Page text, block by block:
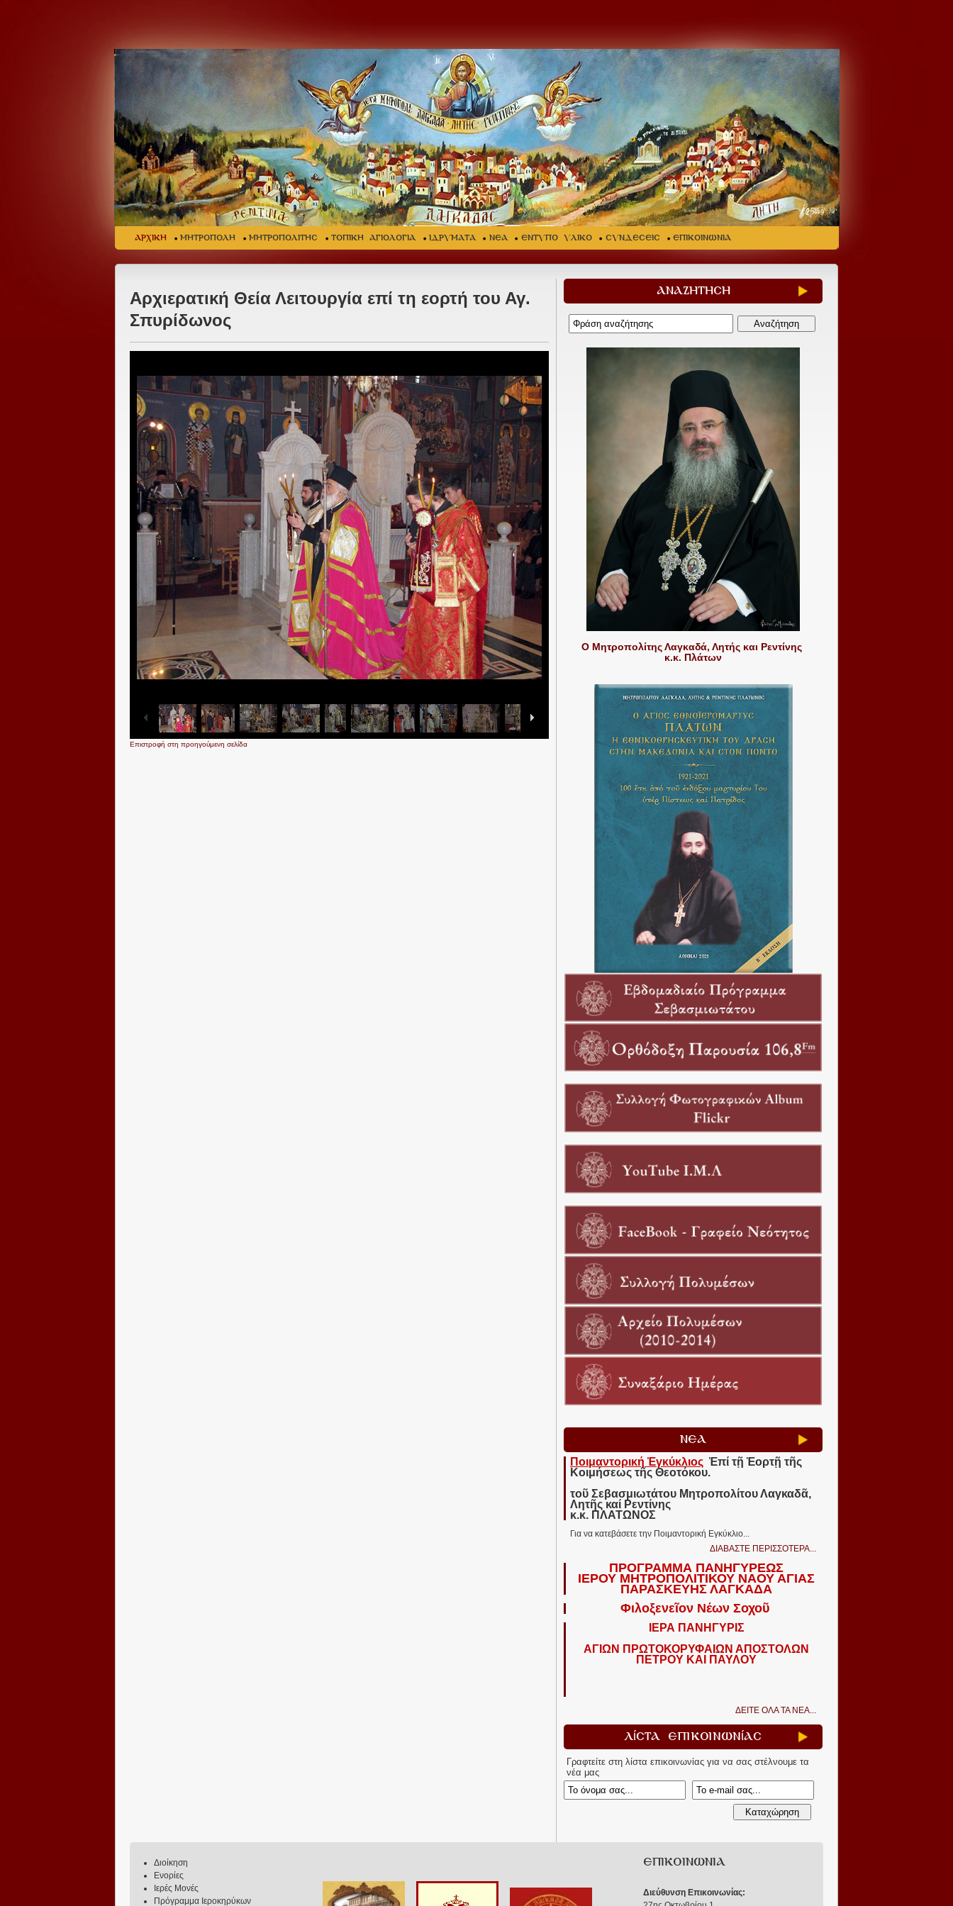
ΑΡΧΙΚΗ ΜΗΤΡΟΠΟΛΗ ΜΗΤΡΟΠΟΛΙΤΗΣ ΤΟΠΙΚΗ ΑΓΙΟΛΟΓΙΑ ΙΔΡΥΜΑΤΑ ΝΕΑ ΕΝΤΥΠΟ ΥΛΙΚΟ ΣΥΝΔΕΣΕΙΣ ΕΠΙΚΟΙΝΩΝΙΑ
Αρχιερατική Θεία Λειτουργία επί τη εορτή του Αγ.
Σπυρίδωνος
Επιστροφή στη προηγούμενη σελίδα
ΑΝΑΖΗΤΗΣΗ
Ο Μητροπολίτης Λαγκαδά, Λητής και Ρεντίνης
κ.κ. Πλάτων
ΝΕΑ
Ποιμαντορική Ἐγκύκλιος Ἐπί τῇ Ἑορτῇ τῆς
Κοιμήσεως τῆς Θεοτόκου.
τοῦ Σεβασμιωτάτου Μητροπολίτου Λαγκαδᾶ,
Λητῆς καί Ρεντίνης
κ.κ. ΠΛΑΤΩΝΟΣ
Για να κατεβάσετε την Ποιμαντορική Εγκύκλιο...
ΔΙΑΒΑΣΤΕ ΠΕΡΙΣΣΟΤΕΡΑ...
ΠΡΟΓΡΑΜΜΑ ΠΑΝΗΓΥΡΕΩΣ
ΙΕΡΟΥ ΜΗΤΡΟΠΟΛΙΤΙΚΟΥ ΝΑΟΥ ΑΓΙΑΣ
ΠΑΡΑΣΚΕΥΗΣ ΛΑΓΚΑΔΑ
Φιλοξενεῖον Νέων Σοχοῦ
ΙΕΡΑ ΠΑΝΗΓΥΡΙΣ
ΑΓΙΩΝ ΠΡΩΤΟΚΟΡΥΦΑΙΩΝ ΑΠΟΣΤΟΛΩΝ
ΠΕΤΡΟΥ ΚΑΙ ΠΑΥΛΟΥ
ΔΕΙΤΕ ΟΛΑ ΤΑ ΝΕΑ...
Λίστα Επικοινωνίας
Γραφτείτε στη λίστα επικοινωνίας για να σας στέλνουμε τα
νέα μας
Διοίκηση
Ενορίες
Ιερές Μονές
Πρόγραμμα Ιεροκηρύκων
ΕΠΙΚΟΙΝΩΝΙΑ
Διεύθυνση Επικοινωνίας: